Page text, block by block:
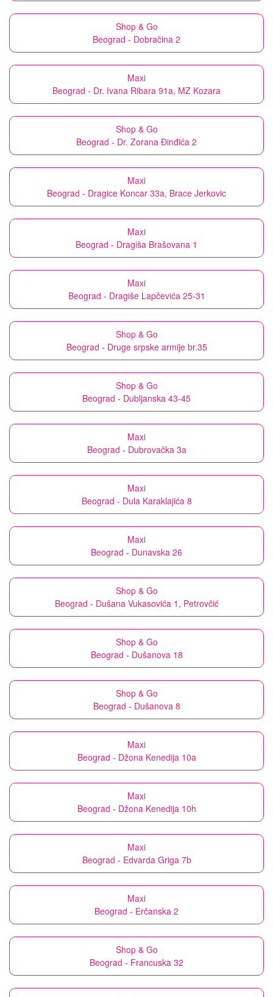
Shop & Go
Beograd - Dobračina 2
Maxi
Beograd - Dr. Ivana Ribara 91a, MZ Kozara
Shop & Go
Beograd - Dr. Zorana Đinđića 2
Maxi
Beograd - Dragice Koncar 33a, Brace Jerkovic
Maxi
Beograd - Dragiša Brašovana 1
Maxi
Beograd - Dragiše Lapčevića 25-31
Shop & Go
Beograd - Druge srpske armije br.35
Shop & Go
Beograd - Dubljanska 43-45
Maxi
Beograd - Dubrovačka 3a
Maxi
Beograd - Dula Karaklajića 8
Maxi
Beograd - Dunavska 26
Shop & Go
Beograd - Dušana Vukasovića 1, Petrovčić
Shop & Go
Beograd - Dušanova 18
Shop & Go
Beograd - Dušanova 8
Maxi
Beograd - Džona Kenedija 10a
Maxi
Beograd - Džona Kenedija 10h
Maxi
Beograd - Edvarda Griga 7b
Maxi
Beograd - Erčanska 2
Shop & Go
Beograd - Francuska 32